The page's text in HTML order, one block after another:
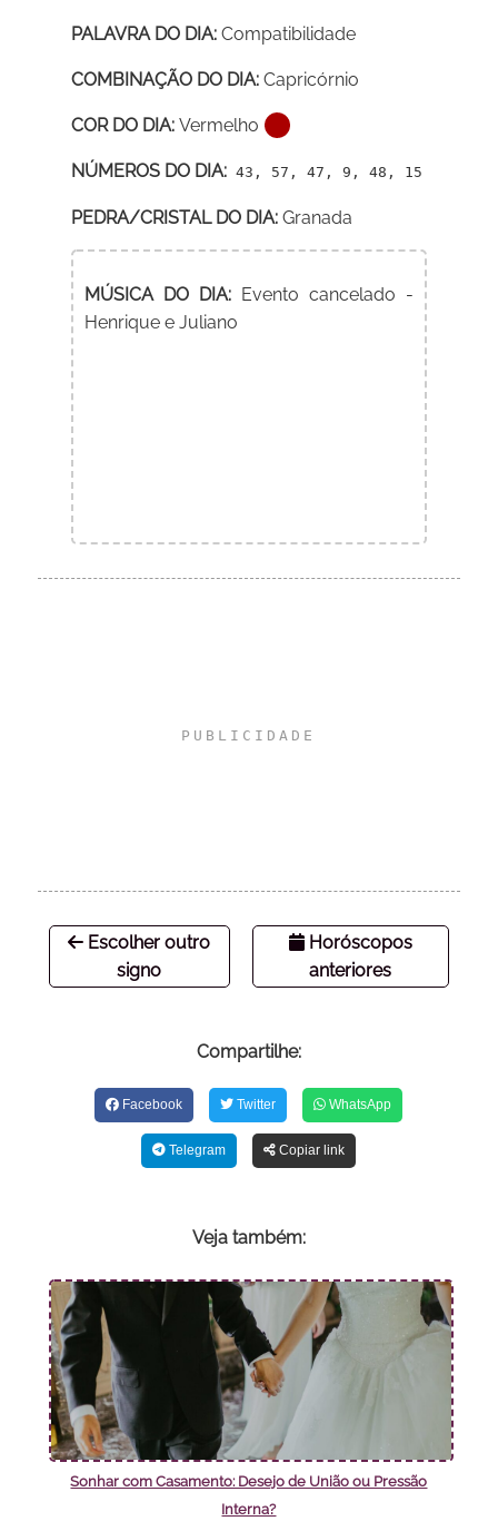
PALAVRA DO DIA: Compatibilidade
COMBINAÇÃO DO DIA: Capricórnio
COR DO DIA: Vermelho
NÚMEROS DO DIA: 43, 57, 47, 9, 48, 15
PEDRA/CRISTAL DO DIA: Granada
MÚSICA DO DIA: Evento cancelado -
Henrique e Juliano
Escolher outro
signo
Horóscopos
anteriores
Compartilhe:
Facebook Twitter WhatsApp
Telegram Copiar link
Veja também:
Sonhar com Casamento: Desejo de União ou Pressão
Interna?